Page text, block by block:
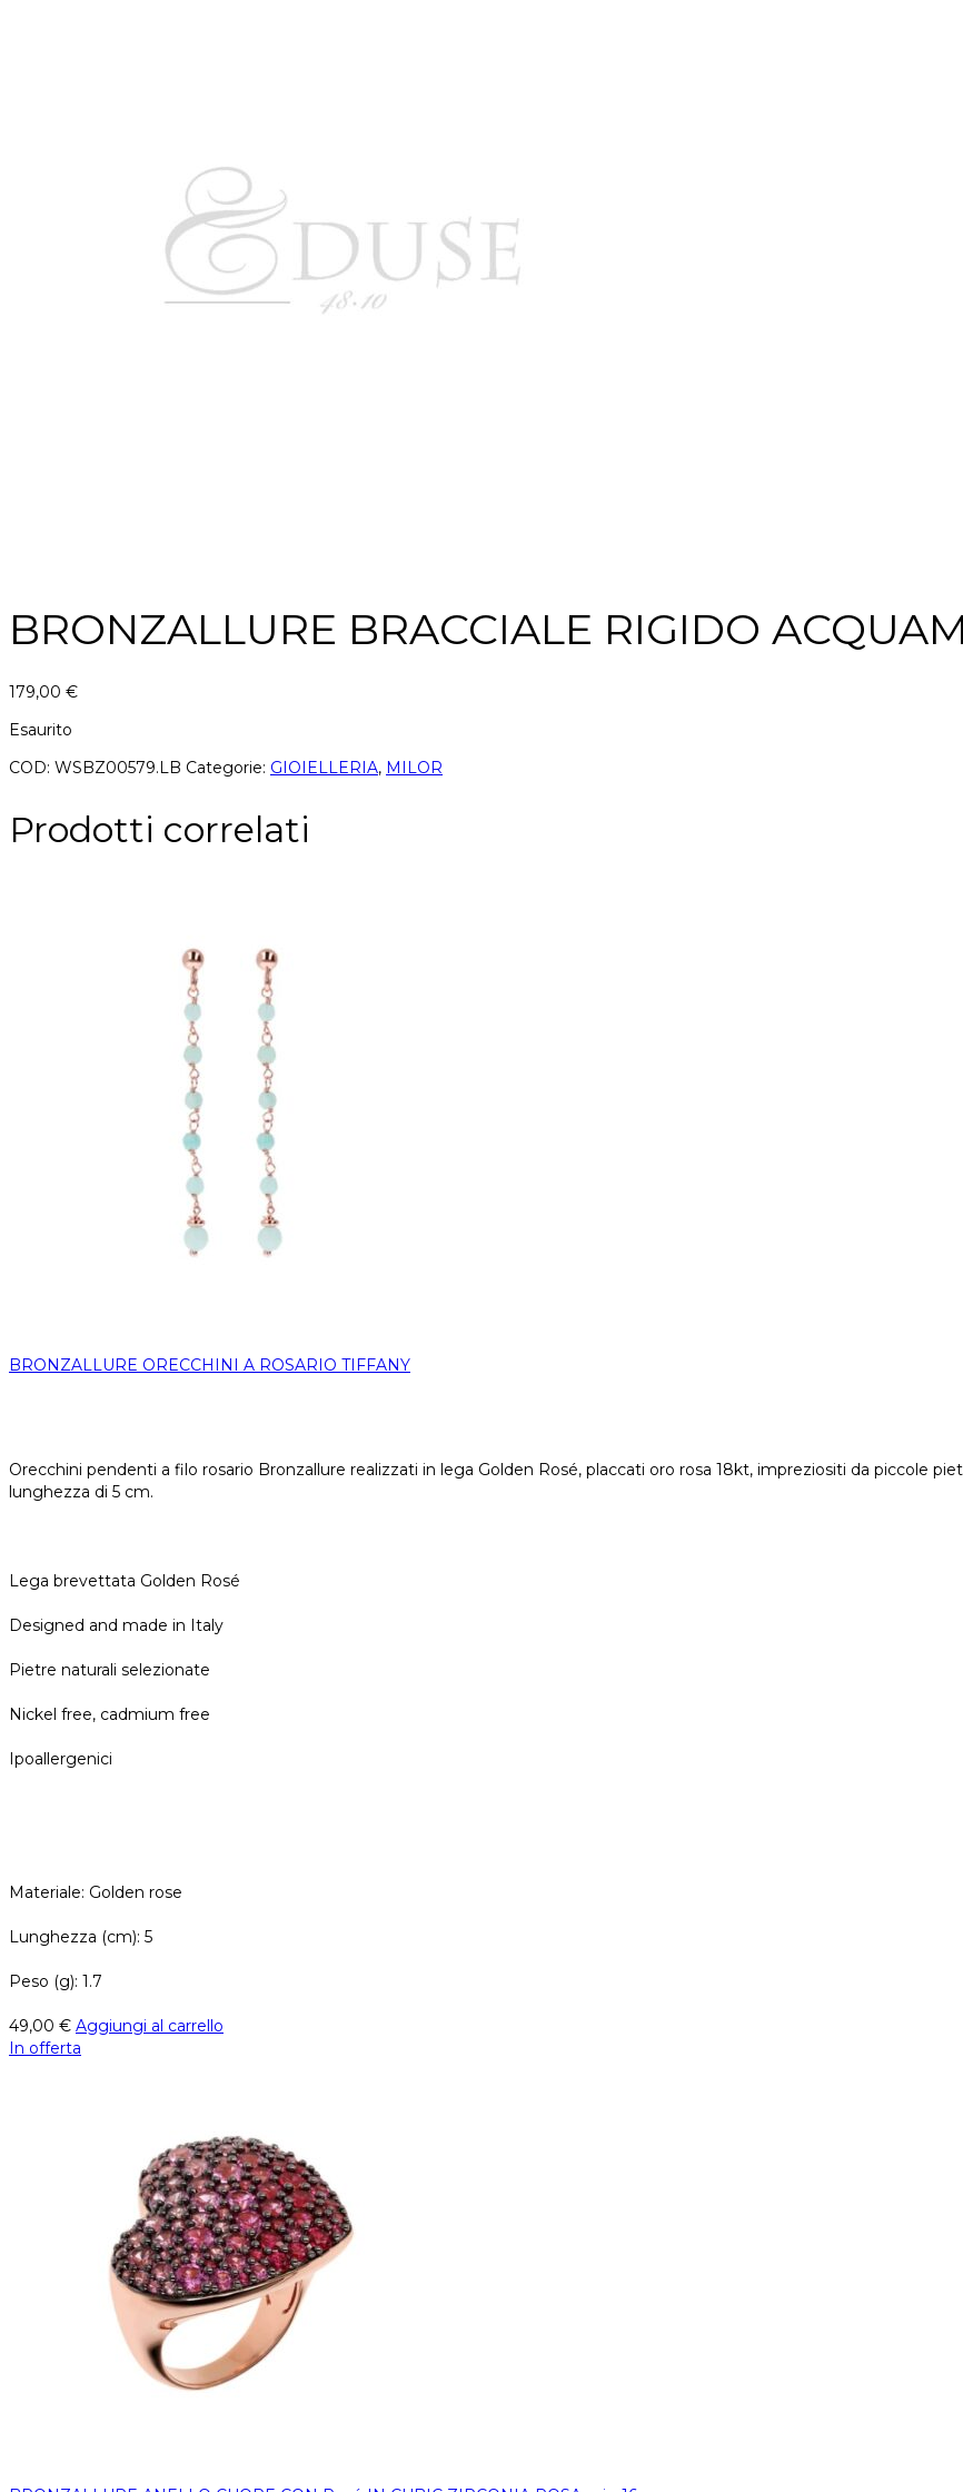
BRONZALLURE BRACCIALE RIGIDO
179,00 €
Esaurito
COD: WSBZ00579.LB Categorie: GIOIELLERIA, MILOR
Prodotti correlati
BRONZALLURE ORECCHINI A ROSARIO TIFFANY
Orecchini pendenti a filo rosario Bronzallure realizzati in lega Golden Rosé, placcati oro rosa 18kt, impreziositi da piccole
lunghezza di 5 cm.
Lega brevettata Golden Rosé
Designed and made in Italy
Pietre naturali selezionate
Nickel free, cadmium free
Ipoallergenici
Materiale: Golden rose
Lunghezza (cm): 5
Peso (g): 1.7
49,00 € Aggiungi al carrello
In offerta